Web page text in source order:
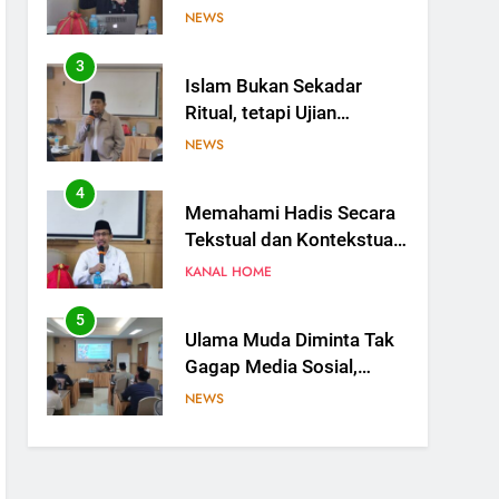
Ketundukan kepada Allah
NEWS
4
Memahami Hadis Secara
Tekstual dan Kontekstual,
Jangan Saling
KANAL HOME
5
Ulama Muda Diminta Tak
Gagap Media Sosial,
Dakwah Harus Hadir di
NEWS
6
Ulama Jangan Hanya
Bicara, Saatnya Gagasan
Naik Kelas Lewat Artikel
NEWS
7